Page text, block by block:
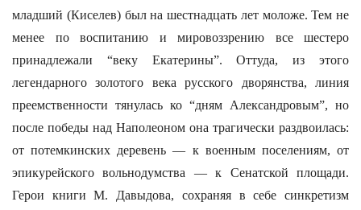
младший (Киселев) был на шестнадцать лет моложе. Тем не
менее по воспитанию и мировоззрению все шестеро
принадлежали “веку Екатерины”. Оттуда, из этого
легендарного золотого века русского дворянства, линия
преемственности тянулась ко “дням Александровым”, но
после победы над Наполеоном она трагически раздвоилась:
от потемкинских деревень — к военным поселениям, от
эпикурейского вольнодумства — к Сенатской площади.
Герои книги М. Давыдова, сохраняя в себе синкретизм